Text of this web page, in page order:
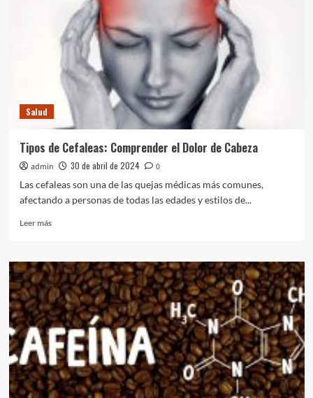
Prosopagnosia:
Explorando
Condición
Reconocimiento
Facial
Salud
Tipos de Cefaleas: Comprender el Dolor de Cabeza
admin 30 de abril de 2024
0
Las cefaleas son una de las quejas médicas más comunes,
afectando a personas de todas las edades y estilos de...
Leer másLeer
Tipos
de
Cefaleas:
Comprender
el
Dolor
de
Cabeza